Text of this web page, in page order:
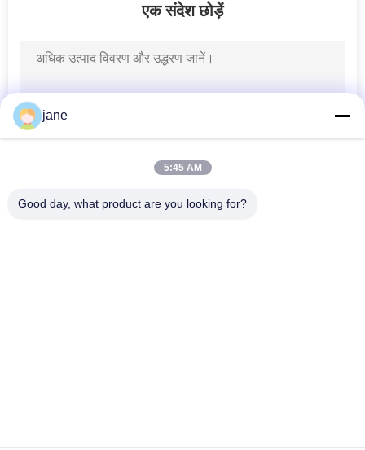
खुदाई करने वाला इंजन
एक संदेश छोड़ें
jane
5:45 AM
Good day, what product are you looking for?